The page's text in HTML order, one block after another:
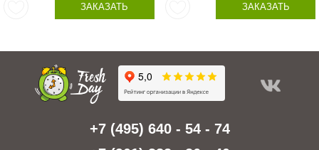
ЗАКАЗАТЬ ЗАКАЗАТЬ
+7 (495) 640 - 54 - 74